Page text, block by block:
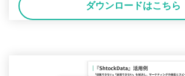
ダウンロードはこちら